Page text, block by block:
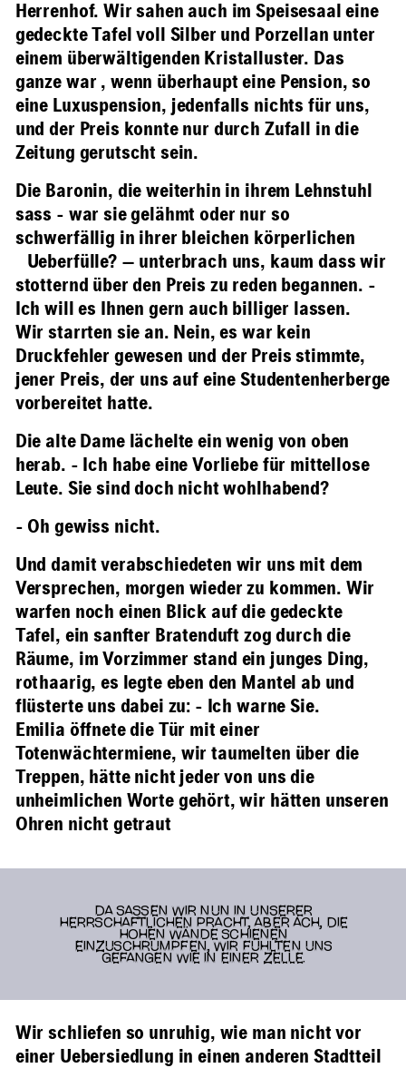
Herrenhof. Wir sahen auch im Speisesaal eine
gedeckte Tafel voll Silber und Porzellan unter
einem überwältigenden Kristalluster. Das
ganze war , wenn überhaupt eine Pension, so
eine Luxuspension, jedenfalls nichts für uns,
und der Preis konnte nur durch Zufall in die
Zeitung gerutscht sein.
Die Baronin, die weiterhin in ihrem Lehnstuhl
sass - war sie gelähmt oder nur so
schwerfällig in ihrer bleichen körperlichen
Ueberfülle? — unterbrach uns, kaum dass wir
stotternd über den Preis zu reden begannen. -
Ich will es Ihnen gern auch billiger lassen.
Wir starrten sie an. Nein, es war kein
Druckfehler gewesen und der Preis stimmte,
jener Preis, der uns auf eine Studentenherberge
vorbereitet hatte.
Die alte Dame lächelte ein wenig von oben
herab. - Ich habe eine Vorliebe für mittellose
Leute. Sie sind doch nicht wohlhabend?
- Oh gewiss nicht.
Und damit verabschiedeten wir uns mit dem
Versprechen, morgen wieder zu kommen. Wir
warfen noch einen Blick auf die gedeckte
Tafel, ein sanfter Bratenduft zog durch die
Räume, im Vorzimmer stand ein junges Ding,
rothaarig, es legte eben den Mantel ab und
flüsterte uns dabei zu: - Ich warne Sie.
Emilia öffnete die Tür mit einer
Totenwächtermiene, wir taumelten über die
Treppen, hätte nicht jeder von uns die
unheimlichen Worte gehört, wir hätten unseren
Ohren nicht getraut
DA SASSEN WIR NUN IN UNSERER
HERRSCHAFTLICHEN PRACHT, ABER ACH, DIE
HOHEN WÄNDE SCHIENEN
EINZUSCHRUMPFEN, WIR FÜHLTEN UNS
GEFANGEN WIE IN EINER ZELLE.
Wir schliefen so unruhig, wie man nicht vor
einer Uebersiedlung in einen anderen Stadtteil